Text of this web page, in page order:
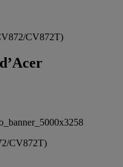
CV872T)
CV872T)